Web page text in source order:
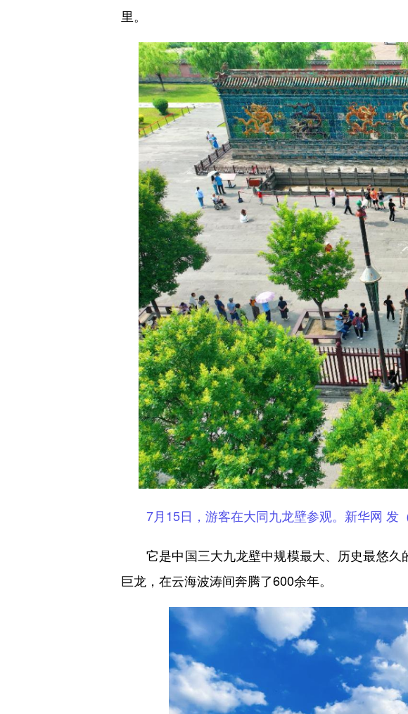
里。
7月15日，游客在大同九龙壁参观。新华网 发
它是中国三大九龙壁中规模最大、历史最悠久
巨龙，在云海波涛间奔腾了600余年。